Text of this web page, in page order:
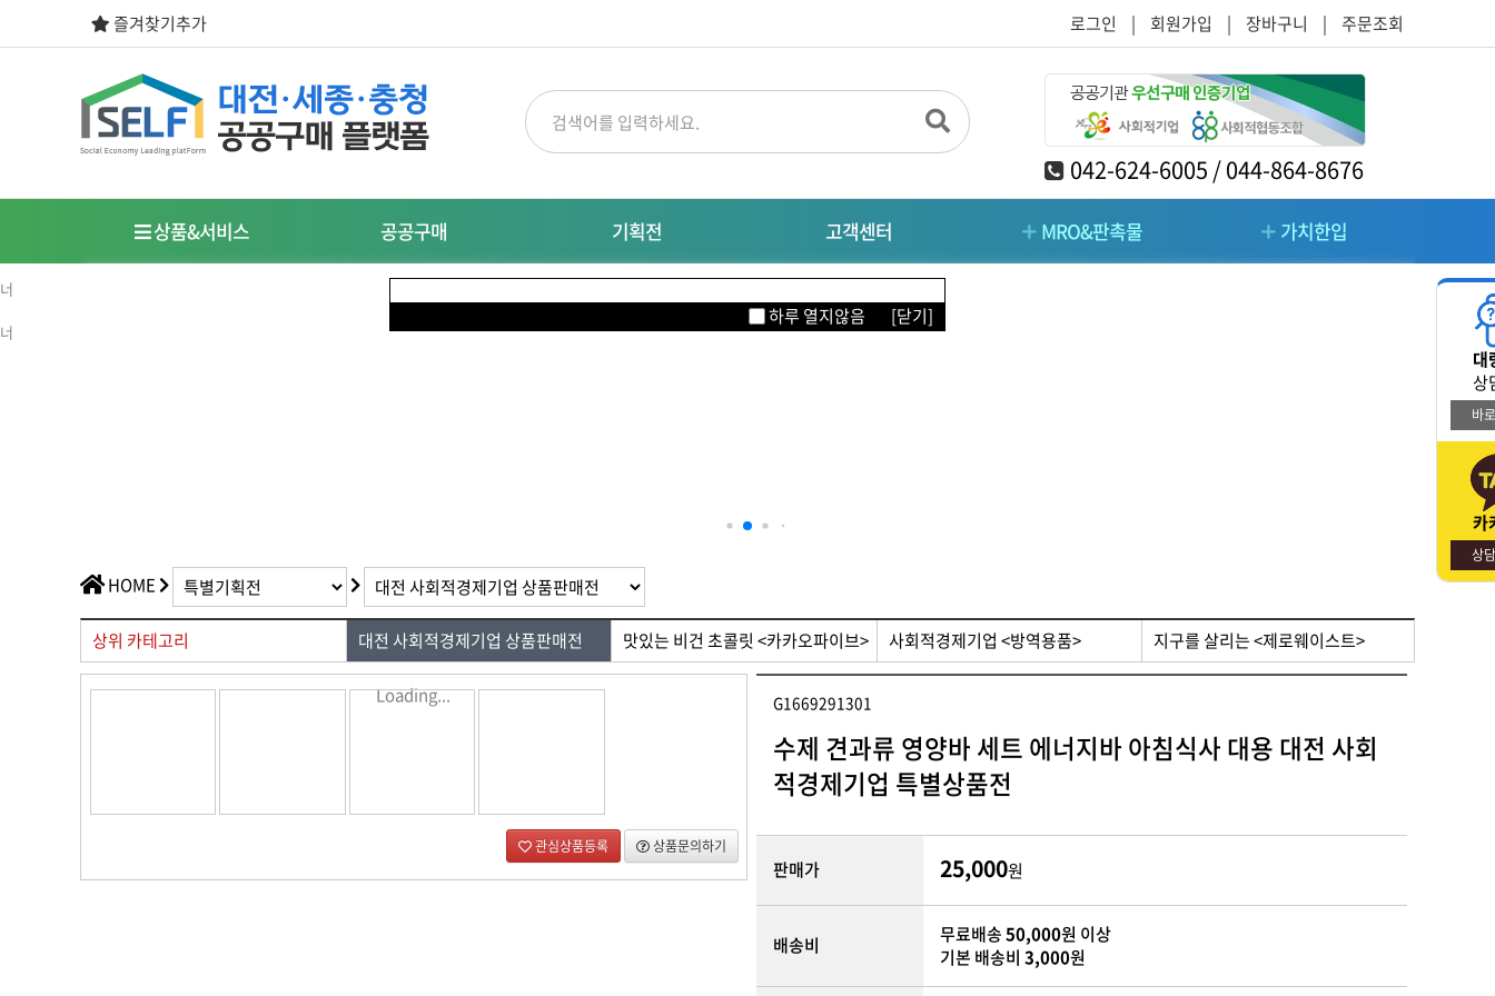
즐겨찾기추가 로그인 | 회원가입 | 장바구니 | 주문조회
042-624-6005 / 044-864-8676
상품&서비스 공공구매
우선구매제도
사회적경제기업이란?
기획전
명절선물
특별기획전
고객센터
공지사항
대량주문문의
MRO&판촉물 가치한입
가치플러스
HOME
상위 카테고리 대전 사회적경제기업 상품판매전 맛있는 비건 초콜릿 <카카오파이브> 사회적경제기업 <방역용품> 지구를 살리는 <제로웨이스트>
Loading...
관심상품등록 상품문의하기
G1669291301
수제 견과류 영양바 세트 에너지바 아침식사 대용 대전 사회
적경제기업 특별상품전
판매가 25,000원
배송비 무료배송50,000원 이상
기본 배송비 3,000원
대
상
바
카
상
하루 열지않음 [닫기]